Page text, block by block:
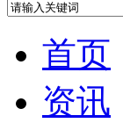
首页
资讯